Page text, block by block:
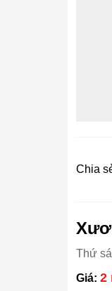
Chia
Thứ
Giá: 2